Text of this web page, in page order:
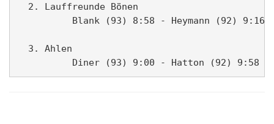
2. Lauffreunde Bönen
Blank (93) 8:58 - Heymann (92) 9:16
3. Ahlen